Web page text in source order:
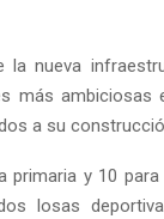
nueva
más ambiciosas
a su
y 10
losas